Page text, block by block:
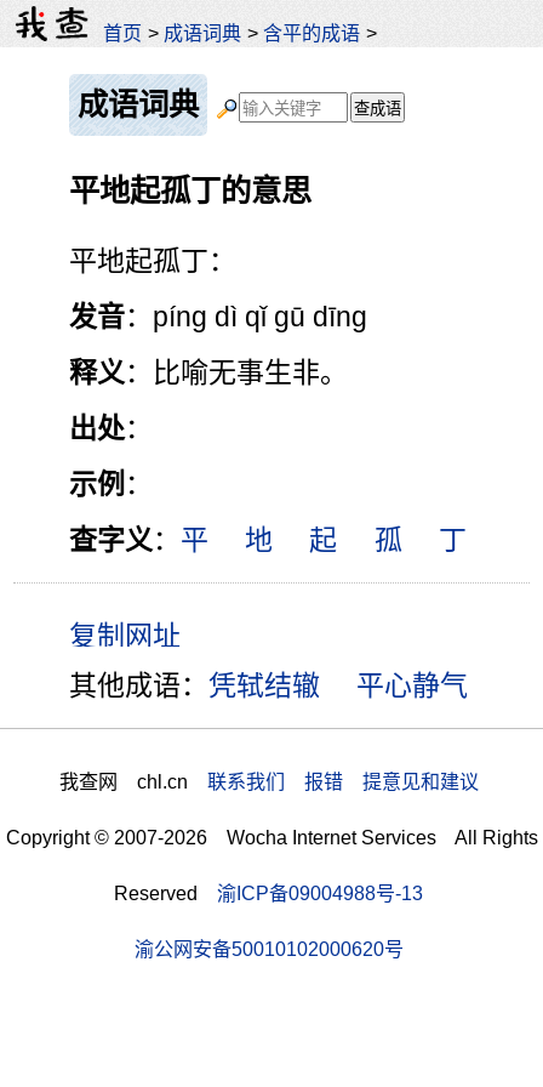
首页 > 成语词典 >含平的成语 >
成语词典
平地起孤丁的意思
平地起孤丁：
发音：píng dì qǐ gū dīng
释义 ：比喻无事生非。
出处：
示例 ：
查字义 ： 平 地 起 孤 丁
其他成语：凭轼结辙 平心静气
我查网 chl.cn 联系我们 报错 提意见和建议
Copyright © 2007-2026 Wocha Internet Services All Rights
Reserved 渝ICP备09004988号-13
渝公网安备50010102000620号